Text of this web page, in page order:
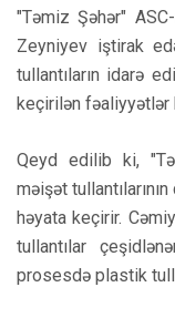
"Təmiz Şəhər"
Zeyniyev iştirak
tullantıların idarə
keçirilən fəaliyyətlər
Qeyd edilib ki,
məişət
həyata keçirir.
tullantılar
prosesdə plastik